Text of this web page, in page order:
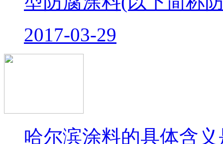
2017-03-29
哈尔滨涂料的具体含